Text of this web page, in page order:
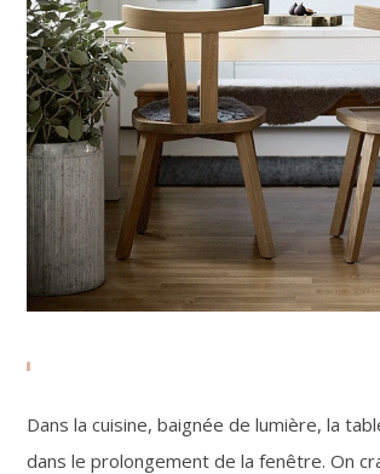
Dans la cuisine, baignée de lumière, la
dans le prolongement de la fenêtre. On